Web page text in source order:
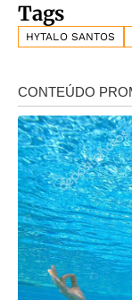
Tags
HYTALO SANTOS